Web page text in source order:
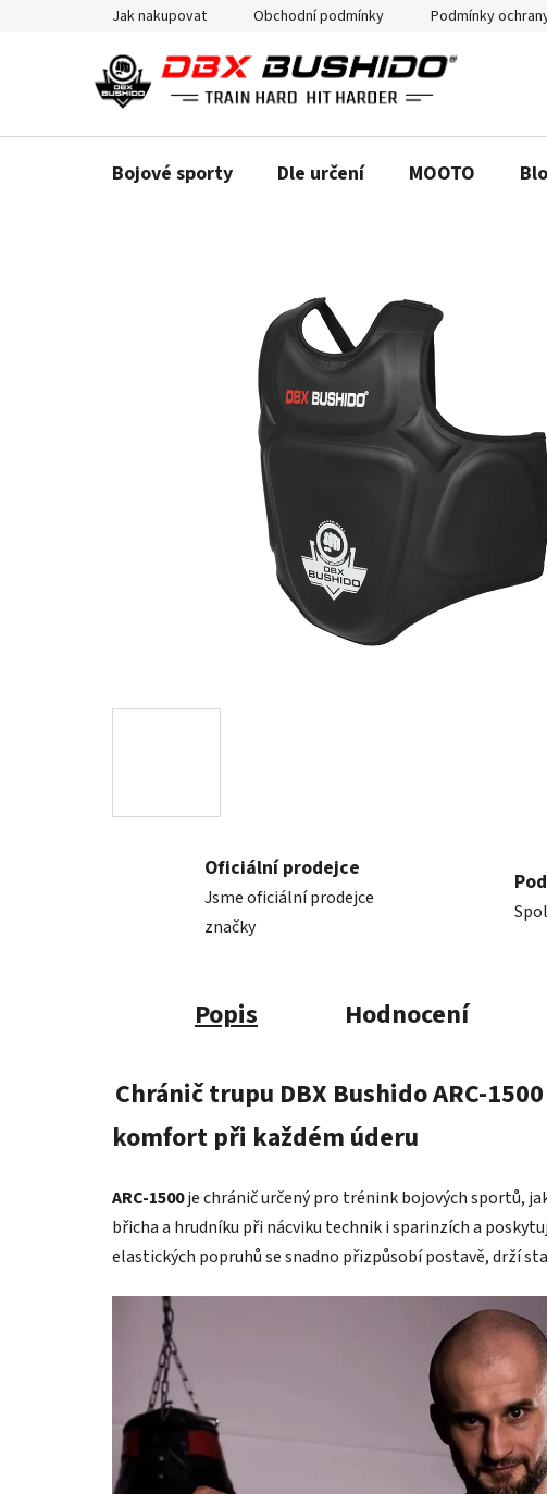
Jak nakupovat Obchodní podmínky Podmínky
Bojové sporty Dle určení MOOTO
Oficiální prodejce
Jsme oficiální prodejce
značky
Popis Hodnocení
Chránič trupu DBX Bushido ARC-
komfort při každém úderu
ARC-1500je chránič určený pro trénink bojových sportů,
břicha a hrudníku při nácviku technik i sparinzích a
elastických popruhů se snadno přizpůsobí postavě, drží